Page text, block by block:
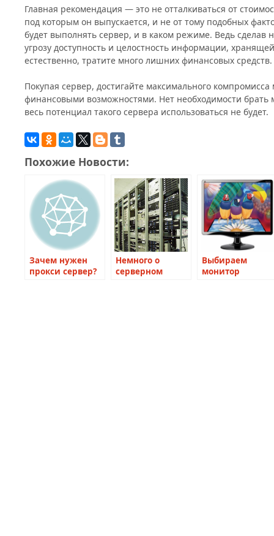
Главная рекомендация — это не отталкиваться от
под которым он выпускается, и не от тому подобных
будет выполнять сервер, и в каком режиме. Ведь
угрозу доступность и целостность информации,
естественно, тратите много лишних финансовых средств.
Покупая сервер, достигайте максимального
финансовыми возможностями. Нет необходимости брать
весь потенциал такого сервера использоваться не будет.
Похожие Новости:
Зачем нужен
прокси сервер?
Немного о
серверном
Выбираем
монитор